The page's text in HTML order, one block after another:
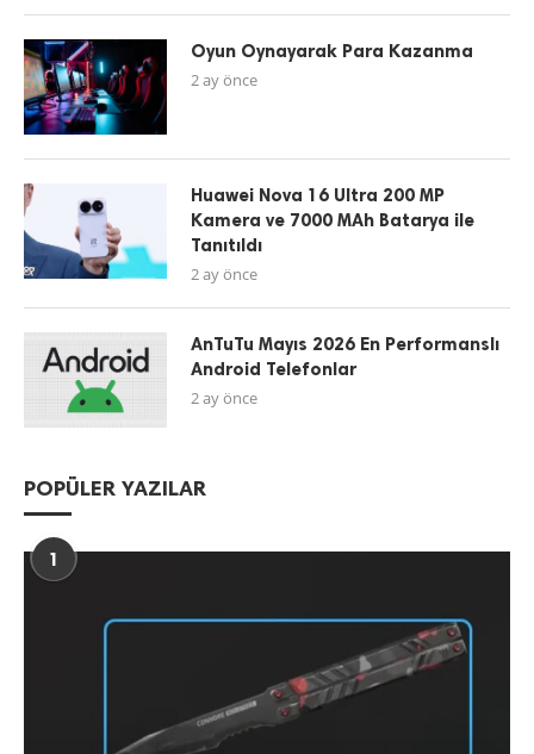
Oyun Oynayarak Para Kazanma
2 ay önce
Huawei Nova 16 Ultra 200 MP
Kamera ve 7000 MAh Batarya ile
Tanıtıldı
2 ay önce
AnTuTu Mayıs 2026 En Performanslı
Android Telefonlar
2 ay önce
POPÜLER YAZILAR
1